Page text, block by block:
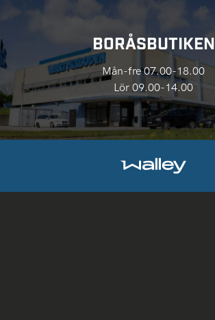
BORÅSBUTIKEN
Mån-fre 07.00-18.00
Lör 09.00-14.00